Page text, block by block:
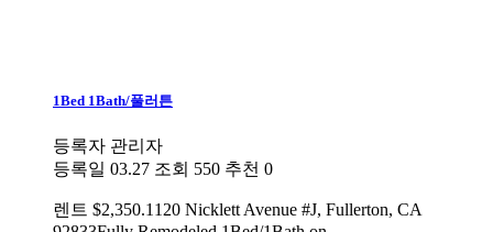
1Bed 1Bath/풀러튼
등록자 관리자
등록일 03.27 조회 550 추천 0
렌트 $2,350.1120 Nicklett Avenue #J, Fullerton, CA